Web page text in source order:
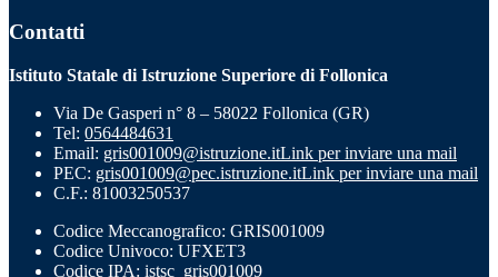
Contatti
Istituto Statale di Istruzione Superiore di Follonica
Via De Gasperi n° 8 – 58022 Follonica (GR)
Tel: 0564484631
Email: gris001009@istruzione.itLink per inviare una mail
PEC: gris001009@pec.istruzione.itLink per inviare una mail
C.F.: 81003250537
Codice Meccanografico: GRIS001009
Codice Univoco: UFXET3
Codice IPA: istsc_gris001009